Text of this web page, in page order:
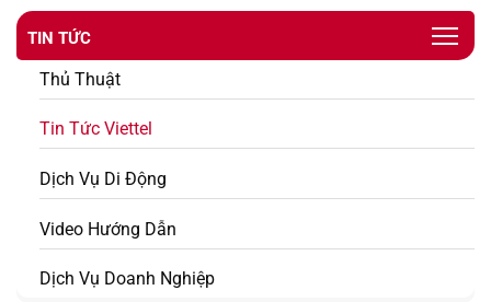
TIN TỨC
Thủ Thuật
Tin Tức Viettel
Dịch Vụ Di Động
Video Hướng Dẫn
Dịch Vụ Doanh Nghiệp